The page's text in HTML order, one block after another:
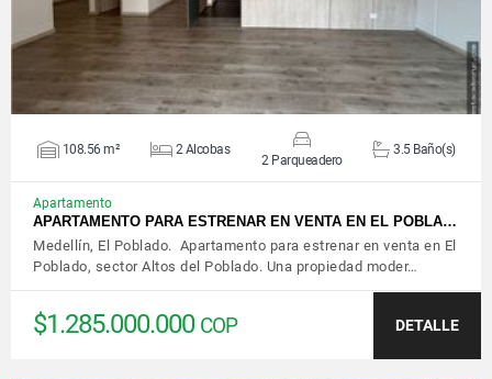
108.56 m² 2 Alcobas
2 Parqueadero
3.5 Baño(s)
Apartamento
APARTAMENTO PARA ESTRENAR EN VENTA EN EL POBLA…
Medellín, El Poblado. Apartamento para estrenar en venta en El
Poblado, sector Altos del Poblado. Una propiedad moder…
$1.285.000.000 COP DETALLE